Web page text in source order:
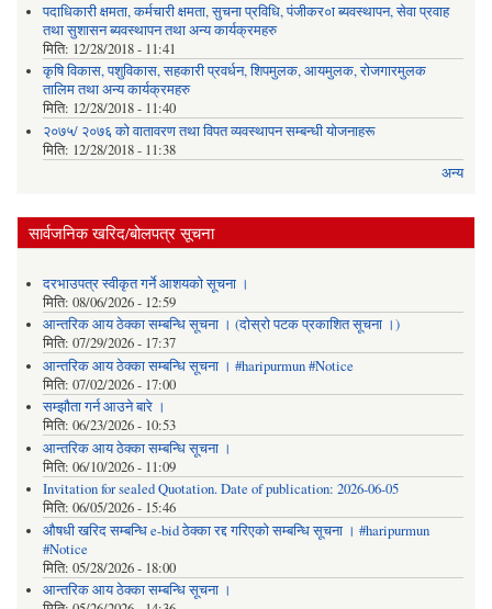
पदाधिकारी क्षमता, कर्मचारी क्षमता, सुचना प्रविधि, पंजीकर०ा ब्यवस्थापन, सेवा प्रवाह
तथा सुशासन ब्यवस्थापन तथा अन्य कार्यक्रमहरु
मिति: 12/28/2018 - 11:41
कृषि विकास, पशुविकास, सहकारी प्रवर्धन, शिपमुलक, आयमुलक, रोजगारमुलक
तालिम तथा अन्य कार्यक्रमहरु
मिति: 12/28/2018 - 11:40
२०७५/ २०७६ को वातावरण तथा विपत व्यवस्थापन सम्बन्धी योजनाहरू
मिति: 12/28/2018 - 11:38
अन्य
सार्वजनिक खरिद/बोलपत्र सूचना
दरभाउपत्र स्वीकृत गर्ने आशयको सूचना ।
मिति: 08/06/2026 - 12:59
आन्तरिक आय ठेक्का सम्बन्धि सूचना । (दोस्रो पटक प्रकाशित सूचना ।)
मिति: 07/29/2026 - 17:37
आन्तरिक आय ठेक्का सम्बन्धि सूचना । #haripurmun #Notice
मिति: 07/02/2026 - 17:00
सम्झौता गर्न आउने बारे ।
मिति: 06/23/2026 - 10:53
आन्तरिक आय ठेक्का सम्बन्धि सूचना ।
मिति: 06/10/2026 - 11:09
Invitation for sealed Quotation. Date of publication: 2026-06-05
मिति: 06/05/2026 - 15:46
औषधी खरिद सम्बन्धि e-bid ठेक्का रद्द गरिएको सम्बन्धि सूचना । #haripurmun
#Notice
मिति: 05/28/2026 - 18:00
आन्तरिक आय ठेक्का सम्बन्धि सूचना ।